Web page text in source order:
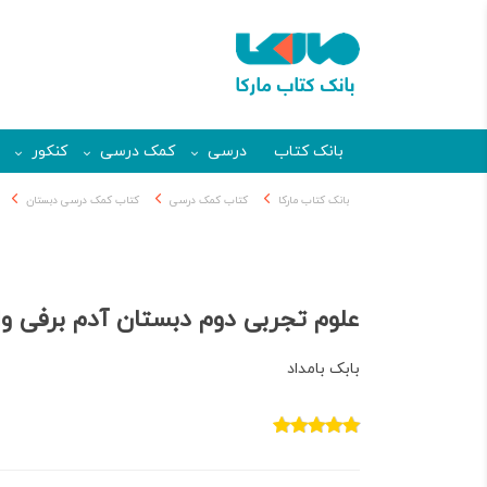
بانک کتاب درسی کمک درسی کنکور
بانک کتاب مارکا کتاب کمک درسی کتاب کمک درسی دبستان
علوم تجربی دوم دبستان آدم برفی
بابک بامداد